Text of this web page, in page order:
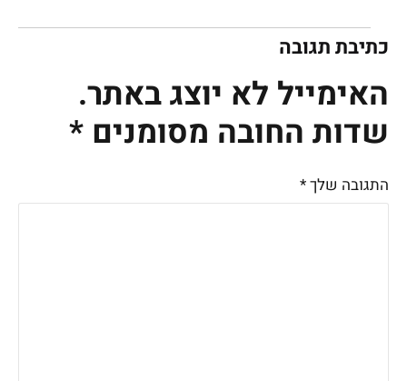
כתיבת תגובה
האימייל לא יוצג באתר.
שדות החובה מסומנים *
התגובה שלך*